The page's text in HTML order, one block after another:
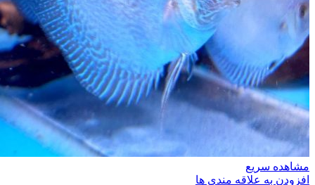
مشاهده سریع
افزودن به علاقه مندی ها